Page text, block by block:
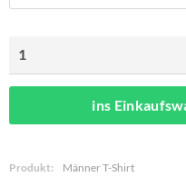
ins
Produkt:
Männer T-Shirt